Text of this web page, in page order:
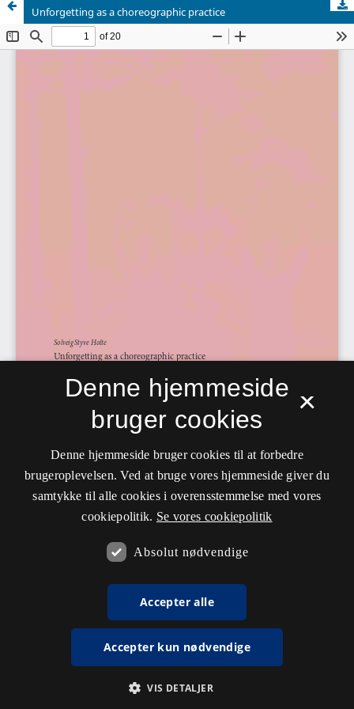
Unforgetting as a choreographic practice
×
Denne hjemmeside
bruger cookies
Denne hjemmeside bruger cookies til at forbedre
brugeroplevelsen. Ved at bruge vores hjemmeside giver du
samtykke til alle cookies i overensstemmelse med vores
cookiepolitik. Se vores cookiepolitik
Absolut nødvendige
Accepter alle
Accepter kun nødvendige
VIS DETALJER